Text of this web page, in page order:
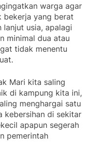
warga agar
bekerja yang berat
lanjut usia, apalagi
minimal dua atau
tidak menentu
Mari kita saling
di kampung kita ini,
menghargai satu
kebersihan di sekitar
apapun segerah
pemerintah